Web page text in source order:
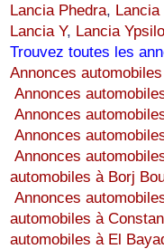
Lancia Phedra,
Lancia Y, Lancia
Trouvez toutes les
Annonces
Annonces
Annonces
Annonces
Annonces
automobiles à Borj
Annonces
automobiles à
automobiles à El